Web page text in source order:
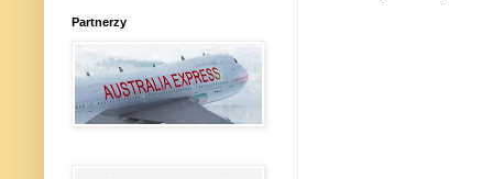
Partnerzy